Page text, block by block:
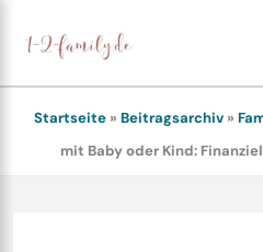
Inhalt
springen
Startseite» Beitragsarchiv»
mit Baby oder Kind: